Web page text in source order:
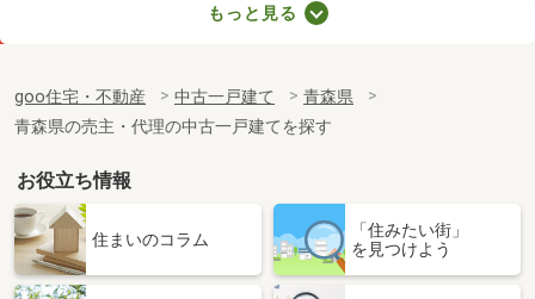
建物面積 138.28m²
土地面積 491m²
青森県八戸市大字新井田字木戸場
価 格
2,830万円
青森県八戸市大字新井田字木戸場
建物面積 99.98m²
もっと見る
goo住宅・不動産 中古一戸建て
青森県
青森県の売主・代理の中古一戸建てを探す
お役立ち情報
住まいのコラム
「住みたい街」
を見つけよう